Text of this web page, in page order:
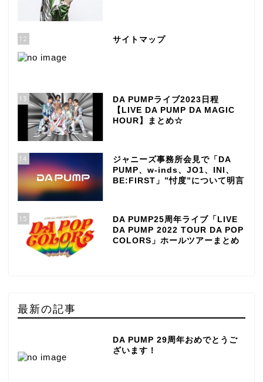
12 サイトマップ
13
DA PUMPライブ2023日程
【LIVE DA PUMP DA MAGIC
HOUR】まとめ☆
14
ジャニーズ事務所会見で「DA
PUMP、w-inds、JO1、INI、
BE:FIRST」”忖度”について明言
15
DA PUMP25周年ライブ「LIVE
DA PUMP 2022 TOUR DA POP
COLORS」ホールツアーまとめ
最新の記事
DA PUMP 29周年おめでとうご
ざいます！